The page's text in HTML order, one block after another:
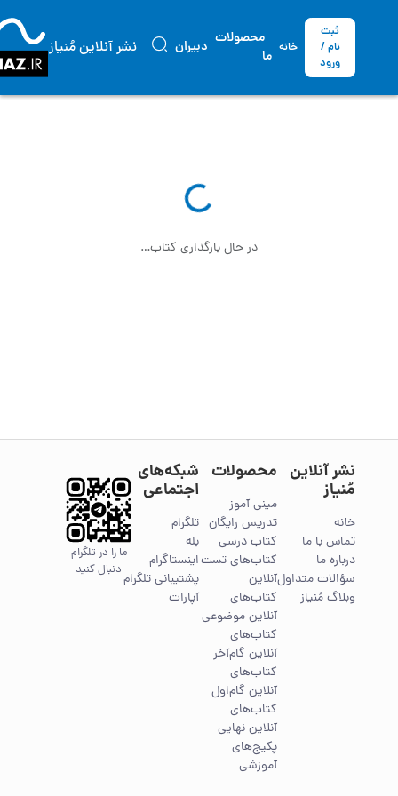
ثبت
نام /
ورود
خانه
محصولات
ما
دبیران نشر آنلاین مُنیاز
در حال بارگذاری کتاب…
نشر آنلاین
مُنیاز
خانه
تماس با ما
درباره ما
سؤالات متداول
وبلاگ مُنیاز
محصولات
مینی آموز
تدریس رایگان
کتاب درسی
کتاب‌های تست
آنلاین
کتاب‌های
آنلاین موضوعی
کتاب‌های
آنلاین گام‌آخر
کتاب‌های
آنلاین گام‌اول
کتاب‌های
آنلاین نهایی
پکیج‌های
آموزشی
شبکه‌های
اجتماعی
تلگرام
بله
اینستاگرام
پشتیبانی تلگرام
آپارات
ما را در تلگرام
دنبال کنید